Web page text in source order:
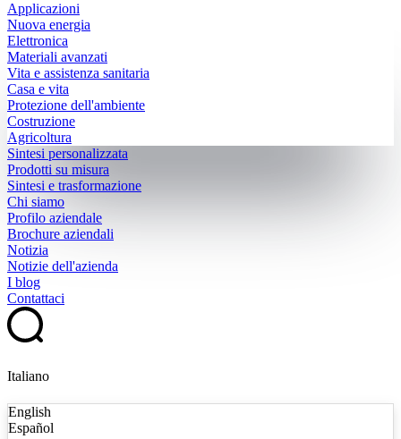
Applicazioni
Nuova energia
Elettronica
Materiali avanzati
Vita e assistenza sanitaria
Casa e vita
Protezione dell'ambiente
Costruzione
Agricoltura
Sintesi personalizzata
Prodotti su misura
Sintesi e trasformazione
Chi siamo
Profilo aziendale
Brochure aziendali
Notizia
Notizie dell'azienda
I blog
Contattaci
Italiano
English
Español